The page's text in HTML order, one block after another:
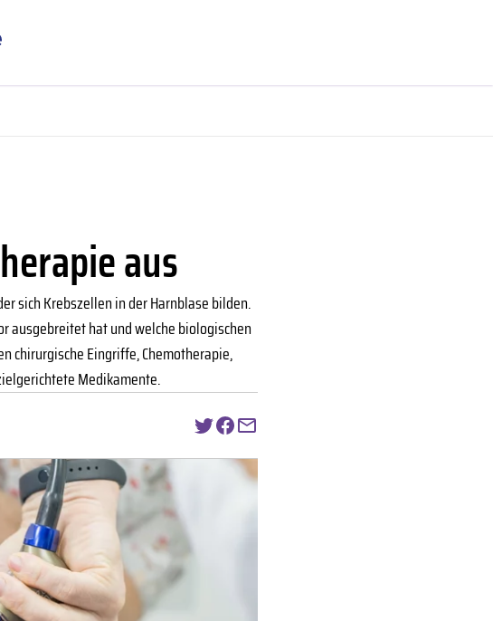
aus
sich Krebszellen in der Harnblase bilden.
ausgebreitet hat und welche biologischen
chirurgische Eingriffe, Chemotherapie,
Medikamente.